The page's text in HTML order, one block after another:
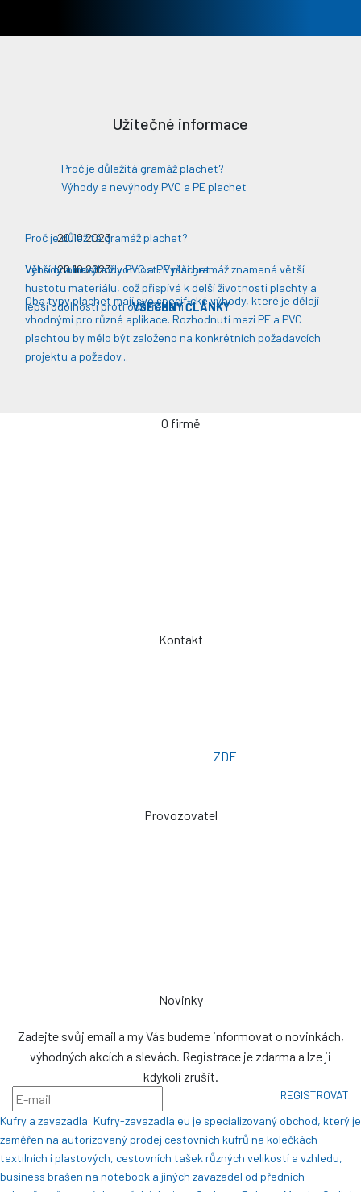
Užitečné informace
Proč je důležitá gramáž plachet?
Výhody a nevýhody PVC a PE plachet
Proč je důležitá gramáž plachet?
Větší odolnost a životnost: Vyšší gramáž znamená větší
hustotu materiálu, což přispívá k delší životnosti plachty a
lepší odolnosti proti opotřebení​​.
20.10.2023
Výhody a nevýhody PVC a PE plachet
Oba typy plachet mají své specifické výhody, které je dělají
vhodnými pro různé aplikace. Rozhodnutí mezi PE a PVC
plachtou by mělo být založeno na konkrétních požadavcích
projektu a požadov...
20.10.2023
VŠECHNY ČLÁNKY
O firmě
Kontakt
ZDE
Provozovatel
Novinky
Zadejte svůj email a my Vás budeme informovat o novinkách,
výhodných akcích a slevách. Registrace je zdarma a lze ji
kdykoli zrušit.
REGISTROVAT
Kufry a zavazadla Kufry-zavazadla.eu je specializovaný obchod, který je
zaměřen na autorizovaný prodej cestovních kufrů na kolečkách
textilních i plastových, cestovních tašek různých velikostí a vzhledu,
business brašen na notebook a jiných zavazadel od předních